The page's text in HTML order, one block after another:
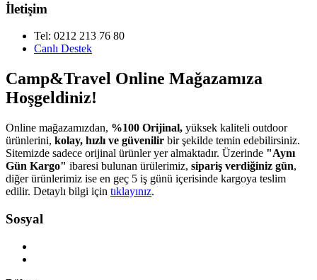
İletişim
Tel: 0212 213 76 80
Canlı Destek
Camp&Travel Online Mağazamıza
Hoşgeldiniz!
Online mağazamızdan, %100 Orijinal, yüksek kaliteli outdoor
ürünlerini, kolay, hızlı ve güvenilir bir şekilde temin edebilirsiniz.
Sitemizde sadece orijinal ürünler yer almaktadır. Üzerinde "Aynı
Gün Kargo" ibaresi bulunan ürülerimiz, sipariş verdiğiniz gün,
diğer ürünlerimiz ise en geç 5 iş günü içerisinde kargoya teslim
edilir. Detaylı bilgi için tıklayınız.
Sosyal